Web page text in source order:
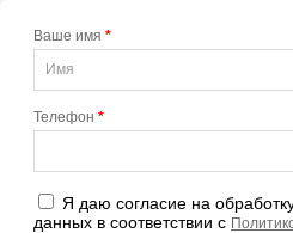
Ваше имя *
Телефон *
Я даю согласие на
данных в соответствии с